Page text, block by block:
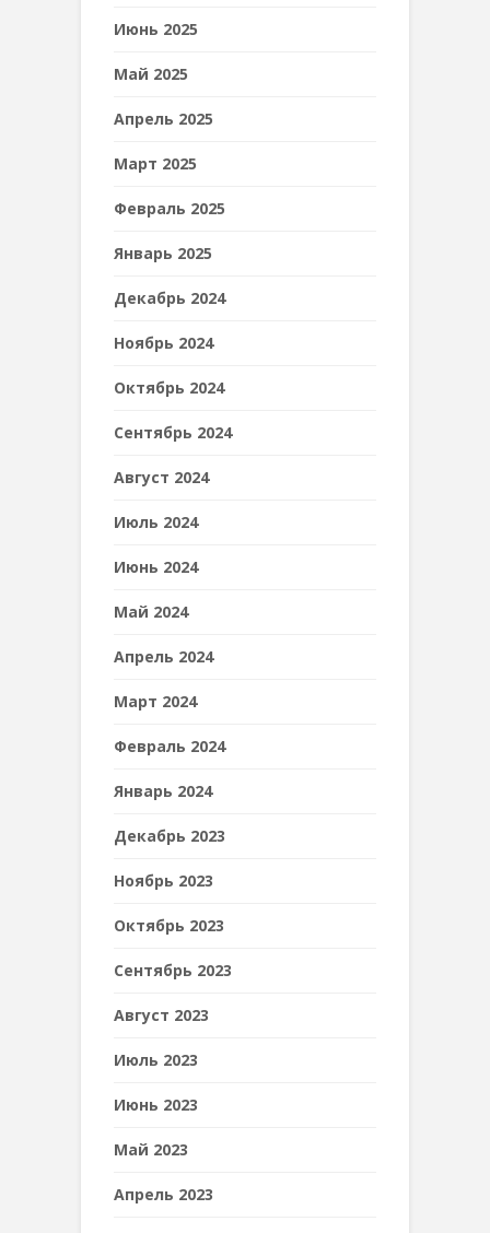
Июнь 2025
Май 2025
Апрель 2025
Март 2025
Февраль 2025
Январь 2025
Декабрь 2024
Ноябрь 2024
Октябрь 2024
Сентябрь 2024
Август 2024
Июль 2024
Июнь 2024
Май 2024
Апрель 2024
Март 2024
Февраль 2024
Январь 2024
Декабрь 2023
Ноябрь 2023
Октябрь 2023
Сентябрь 2023
Август 2023
Июль 2023
Июнь 2023
Май 2023
Апрель 2023